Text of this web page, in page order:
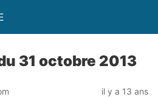
31 octobre 2013
il y a 13 ans